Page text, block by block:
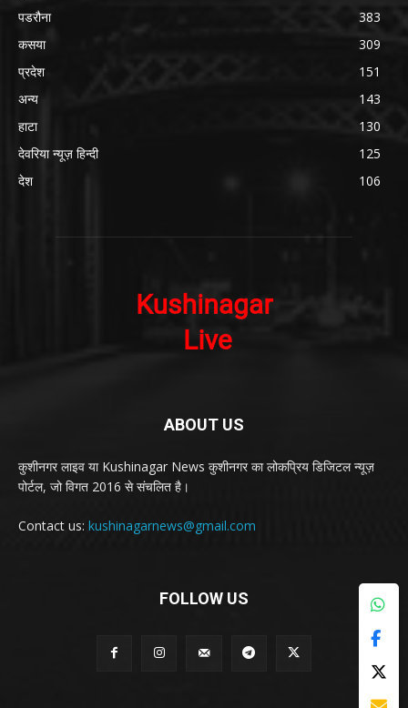
पडरौना
383
कसया
309
प्रदेश
151
अन्य
143
हाटा
130
देवरिया न्यूज़ हिन्दी
125
देश
106
ABOUT US
कुशीनगर लाइव या Kushinagar News कुशीनगर का लोकप्रिय डिजिटल न्यूज़
पोर्टल, जो विगत 2016 से संचलित है।
Contact us: kushinagarnews@gmail.com
FOLLOW US